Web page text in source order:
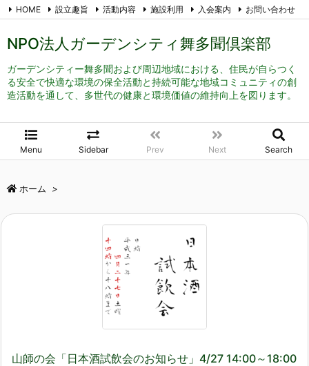
NPO法人ガーデンシティ舞多聞倶楽部
ガーデンシティー舞多聞および周辺地域における、住民が自らつく
る安全で快適な環境の保全活動と持続可能な地域コミュニティの創
造活動を通して、多世代の健康と環境価値の維持向上を図ります。
Menu Sidebar Prev Next Search
HOME 設立趣旨 活動内容 施設利用 入会案内
お問い合わせ
ホーム >
山師の会「日本酒試飲会のお知らせ」4/27 14:00～18:00